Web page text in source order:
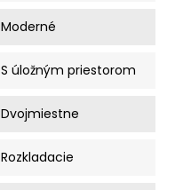
Moderné
S úložným priestorom
Dvojmiestne
Rozkladacie